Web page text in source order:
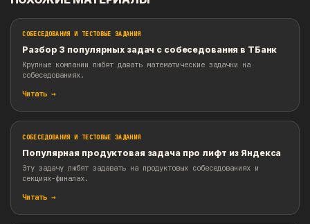
реальные форматы собеседований.
Открыть сборник задач
Смотреть интенсив по собеседованиям
ПОХОЖИЕ МАТЕРИАЛЫ
СОБЕСЕДОВАНИЯ И ТЕСТОВЫЕ ЗАДАНИЯ
Разбор 3 популярных задач с собеседования в